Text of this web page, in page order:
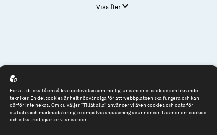
Visa fler
Riddargatan 17
114 57 Stockholm
Org.nr: 556614-2906
För att du ska få en så bra upplevelse som möjligt använder vi cookies och liknande
tekniker. En del cookies är helt nödvändiga för att webbplatsen ska fungera och kan
därför inte nekas. Om du väljer “Tillåt alla” använder vi även cookies och data för
statistik och marknadsföring, exempelvis anpassning av annonser. Läs mer om cookies
och vilka tredjeparter vi använder.